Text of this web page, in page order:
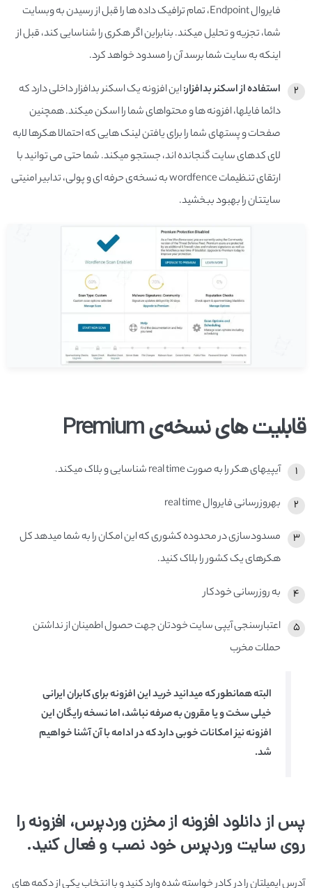
فایروال Endpoint، تمام ترافیک داده­ ها را قبل از رسیدن به وبسایت
شما، تجزیه و تحلیل می­کند. بنابراین اگر هکری را شناسایی کند، قبل از
اینکه به سایت شما برسد آن­ را مسدود خواهد کرد.
استفاده از اسکنر بدافزار:این افزونه یک اسکنر بدافزار داخلی دارد که
دائما فایل­ها، افزونه­ ها و محتواهای شما را اسکن می­کند. همچنین
صفحات و پست­های شما را برای یافتن لینک ­هایی که احتمالا هکرها لا­به
­لای کد­­های سایت گنجانده ­اند، جستجو می­کند. شما حتی می توانید با
ارتقای تنظیمات wordfence به نسخه­‌ی حرفه ای و پولی، تدابیر امنیتی
سایت­تان را بهبود ببخشید.
قابلیت های نسخه­‌ی Premium
آی­پی­های هکر را به صورت real time شناسایی و بلاک می­کند.
به­روز­­رسانی فایروال real time
مسدود­­سازی در محدوده کشوری که این امکان را به شما می­دهد کل
هکرهای یک کشور را بلاک کنید.
به روز­رسانی خودکار
اعتبار­سنجی آی­پی سایت خودتان جهت حصول اطمینان از نداشتن
حملات مخرب
البته همانطور که میدانید خرید این افزونه برای کابران ایرانی
خیلی سخت و یا مقرون به صرفه نباشد، اما نسخه رایگان این
افزونه نیز امکانات خوبی دارد که در ادامه با آن آشنا خواهیم
شد.
پس از دانلود افزونه از مخزن وردپرس، افزونه را
روی سایت وردپرس خود نصب و فعال کنید.
آدرس ایمیل­تان را در کادر خواسته­ شده وارد کنید و با انتخاب یکی از دکمه­ های